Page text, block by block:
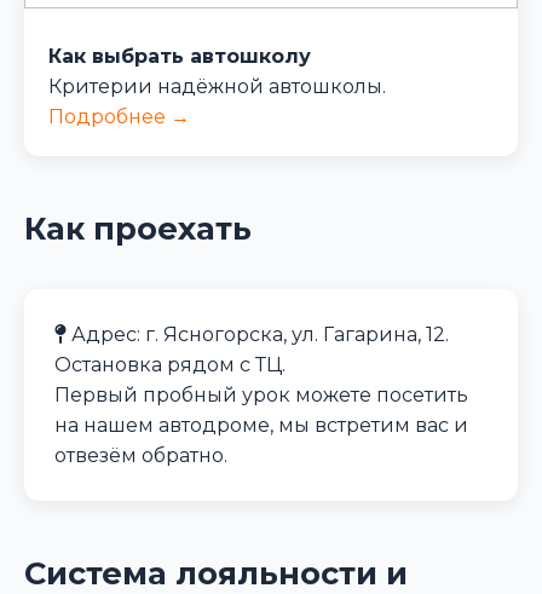
Как выбрать автошколу
Критерии надёжной автошколы.
Подробнее →
Как проехать
Адрес: г. Ясногорска, ул. Гагарина, 12.
Остановка рядом с ТЦ.
Первый пробный урок можете посетить
на нашем автодроме, мы встретим вас и
отвезём обратно.
Система лояльности и